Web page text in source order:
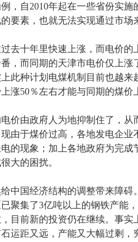
，自2010年起在一些省份实
要素，也就无法实现通过市场
去十年里快速上涨，而电价的
，而同期的天津市电价仅上
此种计划电煤机制目前也越
涨50％左右才能与同期的煤价
价由政府人为地抑制住了，从
由于煤价过高，各地发电企
的现象；加上各地政府为完
大的困扰。
中国经济结构的调整带来障碍
聚集了3亿吨以上的钢铁产能
目前新的投资仍在继续。事
运距又远，产能又大幅过剩